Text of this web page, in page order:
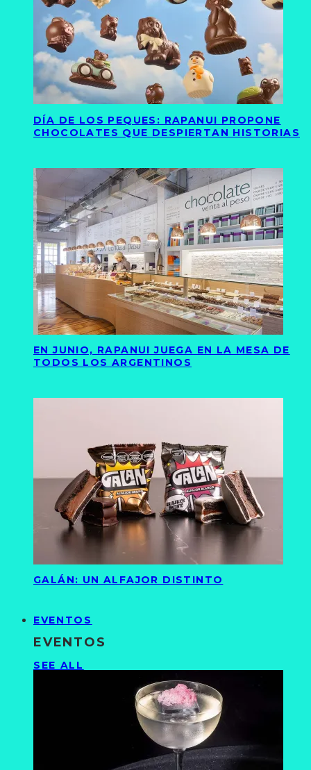
DÍA DE LOS PEQUES: RAPANUI PROPONE
CHOCOLATES QUE DESPIERTAN HISTORIAS
EN JUNIO, RAPANUI JUEGA EN LA MESA DE
TODOS LOS ARGENTINOS
GALÁN: UN ALFAJOR DISTINTO
EVENTOS
EVENTOS
SEE ALL